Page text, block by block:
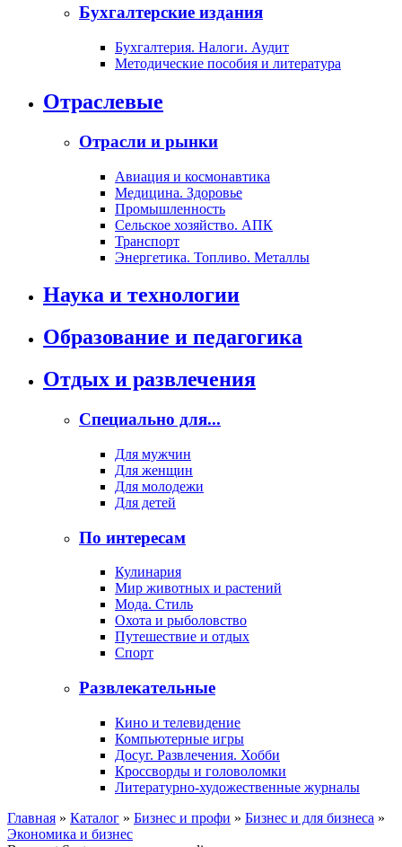
Бухгалтерские издания
Бухгалтерия. Налоги. Аудит
Методические пособия и литература
Отраслевые
Отрасли и рынки
Авиация и космонавтика
Медицина. Здоровье
Промышленность
Сельское хозяйство. АПК
Транспорт
Энергетика. Топливо. Металлы
Наука и технологии
Образование и педагогика
Отдых и развлечения
Специально для...
Для мужчин
Для женщин
Для молодежи
Для детей
По интересам
Кулинария
Мир животных и растений
Мода. Стиль
Охота и рыболовство
Путешествие и отдых
Спорт
Развлекательные
Кино и телевидение
Компьютерные игры
Досуг. Развлечения. Хобби
Кроссворды и головоломки
Литературно-художественные журналы
Главная » Каталог » Бизнес и профи » Бизнес и для бизнеса »
Экономика и бизнес